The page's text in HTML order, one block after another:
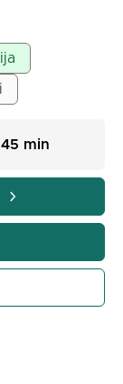
doskonałą
45 min